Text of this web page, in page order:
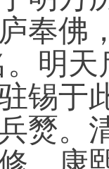
奉佛
。明天
锡于
燹。